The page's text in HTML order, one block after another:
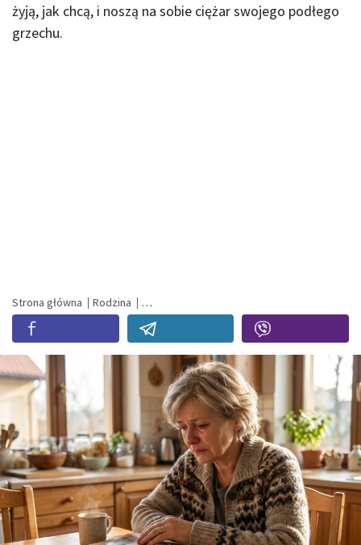
żyją, jak chcą, i noszą na sobie ciężar swojego podłego
grzechu.
Strona główna Rodzina